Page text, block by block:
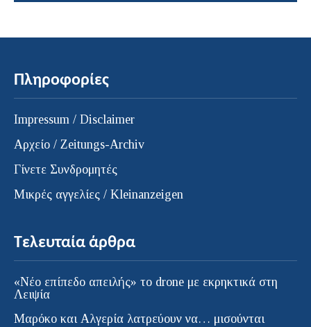
Πληροφορίες
Impressum / Disclaimer
Αρχείο / Zeitungs-Archiv
Γίνετε Συνδρομητές
Μικρές αγγελίες / Kleinanzeigen
Τελευταία άρθρα
«Νέο επίπεδο απειλής» το drone με εκρηκτικά στη
Λειψία
Μαρόκο και Αλγερία λατρεύουν να… μισούνται